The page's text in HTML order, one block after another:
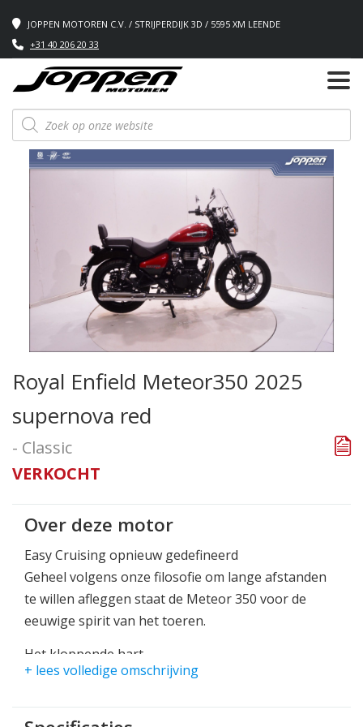
JOPPEN MOTOREN C.V. / STRIJPERDIJK 3D / 5595 XM LEENDE
+31 40 206 20 33
Producten
zoeken
Royal Enfield Meteor350 2025
supernova red
- Classic
VERKOCHT
Over deze motor
Easy Cruising opnieuw gedefineerd
Geheel volgens onze filosofie om lange afstanden
te willen afleggen staat de Meteor 350 voor de
eeuwige spirit van het toeren.
Het kloppende hart
J-serie platform met lange slag, 350cc ééncilinder -
"thump" voor het koppel bij lage toerentallen.
+ lees volledige omschrijving